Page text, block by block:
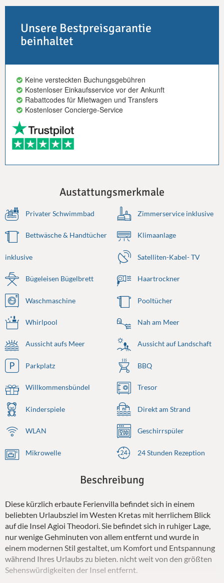
Unsere Bestpreisgarantie
beinhaltet
Keine versteckten Buchungsgebühren
Kostenloser Einkaufsservice vor der Ankunft
Rabattcodes für Mietwagen und Transfers
Kostenloser Concierge-Service
Austattungsmerkmale
Privater Schwimmbad Zimmerservice inklusive
Bettwäsche & Handtücher
inklusive
Klimaanlage
Satelliten-Kabel- TV
Bügeleisen Bügelbrett Haartrockner
Waschmaschine Pooltücher
Whirlpool Nah am Meer
Aussicht aufs Meer Aussicht auf Landschaft
Parkplatz BBQ
Willkommensbündel Tresor
Kinderspiele Direkt am Strand
WLAN Geschirrspüler
Mikrowelle 24 Stunden Rezeption
Beschreibung
Diese kürzlich erbaute Ferienvilla befindet sich in einem
beliebten Urlaubsziel im Westen Kretas mit herrlichem Blick
auf die Insel Agioi Theodori. Sie befindet sich in ruhiger Lage,
nur wenige Gehminuten von allem entfernt und wurde in
einem modernen Stil gestaltet, um Komfort und Entspannung
während Ihres Urlaubs zu bieten. nicht weit von den größten
Sehenswürdigkeiten der Insel entfernt.